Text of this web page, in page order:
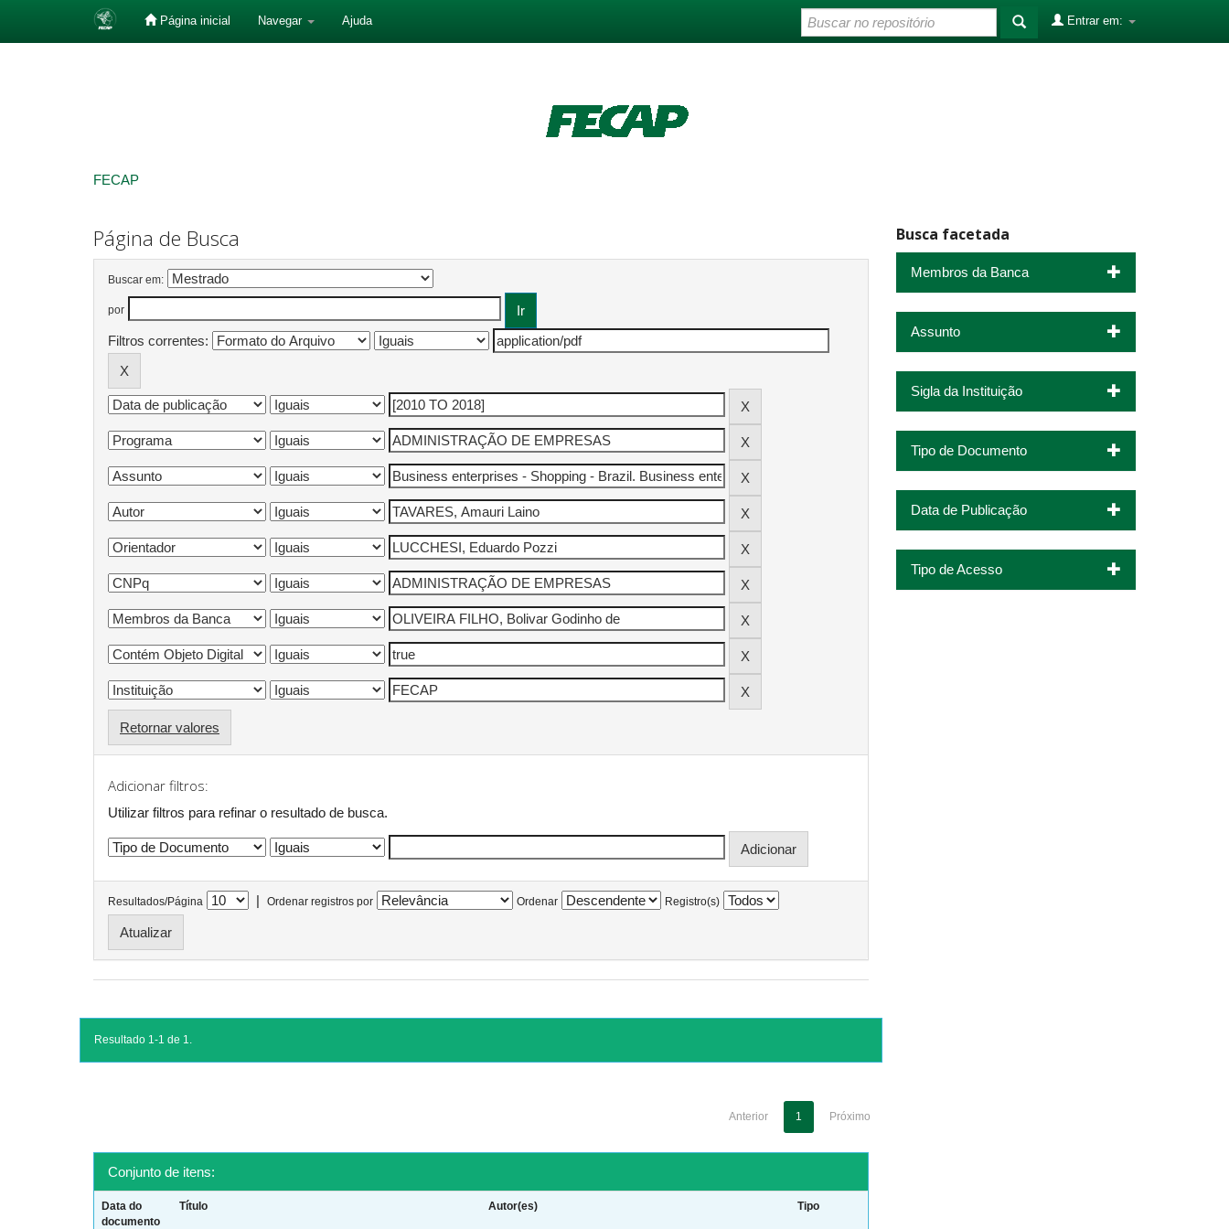
Página inicial Navegar Ajuda Entrar em:
FECAP
Página de Busca
Buscar em:
por
Filtros correntes:
Retornar valores
Adicionar filtros:
Utilizar filtros para refinar o resultado de busca.
Resultados/Página | Ordenar registros por Ordenar Registro(s)
Resultado 1-1 de 1.
Anterior 1 Próximo
Conjunto de itens:
Data do
documento
Título Autor(es) Tipo
Busca facetada
Membros da Banca
Assunto
Sigla da Instituição
Tipo de Documento
Data de Publicação
Tipo de Acesso